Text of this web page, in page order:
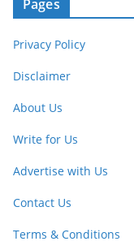
Pages
Privacy Policy
Disclaimer
About Us
Write for Us
Advertise with Us
Contact Us
Terms & Conditions